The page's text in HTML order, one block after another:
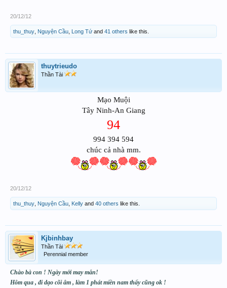
20/12/12
thu_thuy Nguyện Cầu Long Tứ and 41 others like this.
thuytrieudo
Thần Tài
Mạo Muội
Tây Ninh-An Giang
94
994 394 594
chúc cả nhà mm.
20/12/12
thu_thuy Nguyện Cầu Kelly and 40 others like this.
Kjbinhbay
Thần Tài
Perennial member
Chào bà con ! Ngày mới may mắn!
Hôm qua , đi dạo cõi âm , làm 1 phát miền nam thấy cũng ok !